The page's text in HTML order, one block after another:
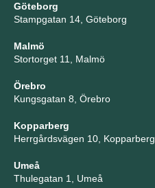
Göteborg
Stampgatan 14, Göteborg
Malmö
Stortorget 11, Malmö
Örebro
Kungsgatan 8, Örebro
Kopparberg
Herrgårdsvägen 10, Kopparberg
Umeå
Thulegatan 1, Umeå